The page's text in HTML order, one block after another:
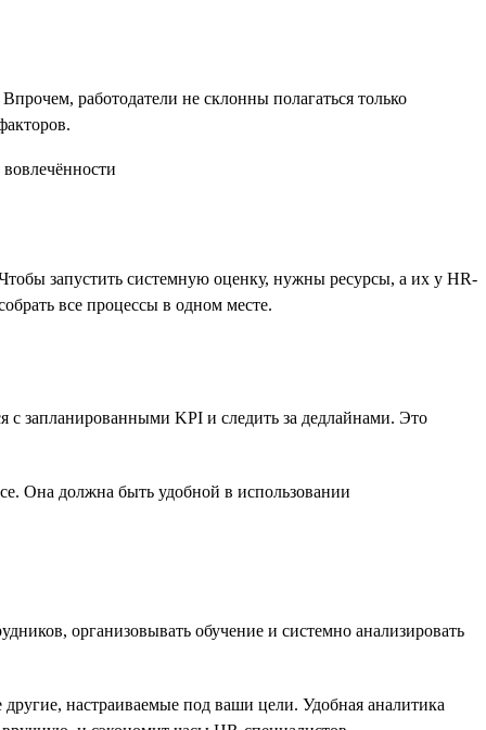
работодатели не склонны полагаться только
запустить системную оценку, нужны ресурсы, а их у HR-
все процессы в одном месте.
с запланированными KPI и следить за дедлайнами. Это
Она должна быть удобной в использовании
организовывать обучение и системно анализировать
настраиваемые под ваши цели. Удобная аналитика